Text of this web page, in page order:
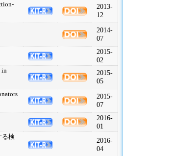
2013-
12
2014-
07
2015-
02
in
2015-
05
2015-
07
2016-
01
る検
2016-
04